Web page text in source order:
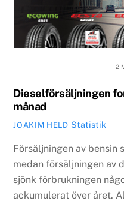
2
Dieselförsäljningen
månad
JOAKIM HELD Statistik
Försäljningen av bensin
medan försäljningen av
sjönk förbrukningen
ackumulerat över året.